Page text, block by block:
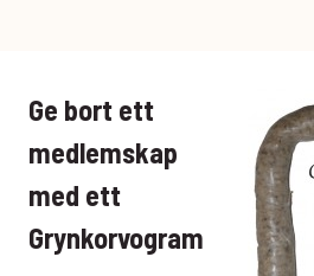
Ge bort ett
medlemskap
med ett
Grynkorvogram